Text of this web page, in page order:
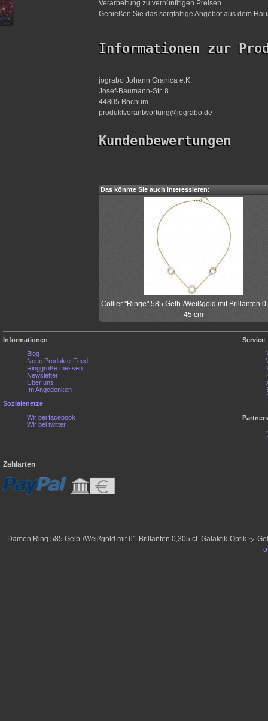
Verarbeitung zu vernünfitigen Preisen.
Genießen Sie das sorgfältige Angebot aus dem
Informationen zur
jograbo Johann Granica e.K.
Josef-Baumann-Str. 8
44805 Bochum
produktverantwortung@jograbo.de
Kundenbewertungen
Das könnte Sie auch interessieren:
Collier "Ringe" 585 Gelb-/Weißgold mit Brillanten
45 cm
Informationen
Blog
Neue Produkte-Feed
Ringgröße messen
Newsletter
Über uns
Im Angedenken
Sozialenetze
Wir bei facebook
Wir bei twitter
Service
Zahlarten
Damen Ring 585 Gelb-/Weißgold mit 61 Brillanten 0,305 ct. Galaktik-Optik ッ